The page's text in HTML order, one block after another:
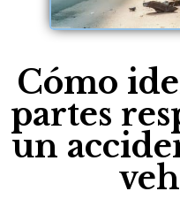
Cómo
partes
un